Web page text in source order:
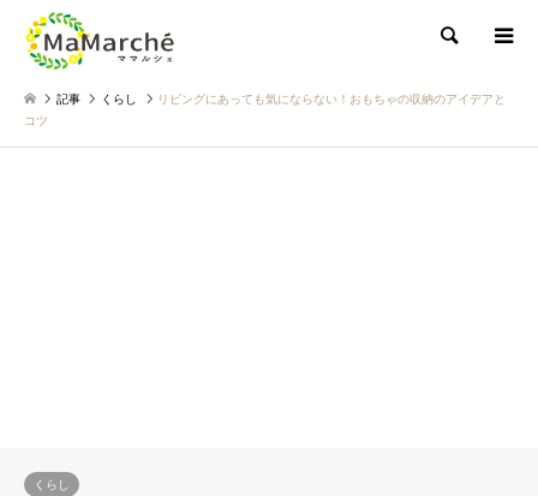
検索
記事 くらし
リビングにあっても気にならない！おもちゃの収納のアイデアと
コツ
くらし